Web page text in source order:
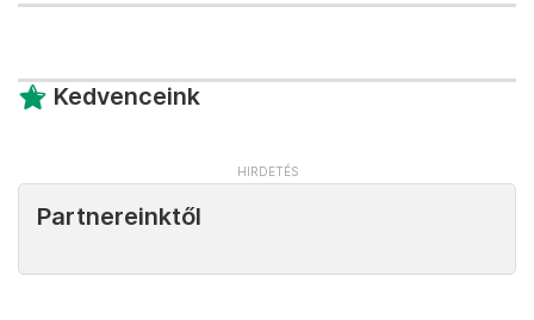
Kedvenceink
Partnereinktől